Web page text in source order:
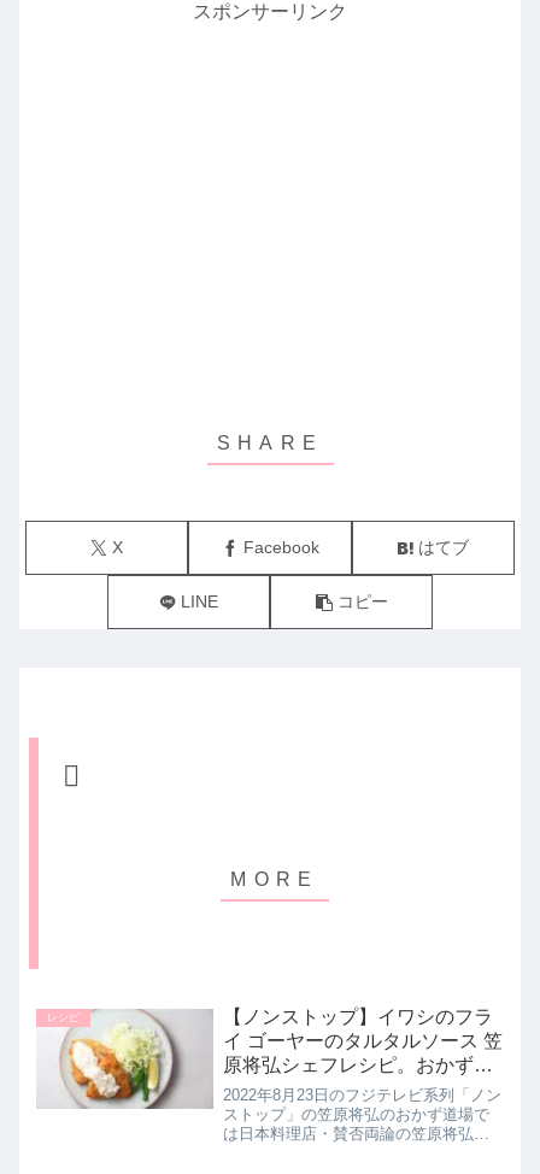
スポンサーリンク
X Facebook はてブ
LINE コピー
レシピ
【ノンストップ】イワシのフラ
イ ゴーヤーのタルタルソース 笠
原将弘シェフレシピ。おかず道
場｜8月23日
2022年8月23日のフジテレビ系列「ノン
ストップ」の笠原将弘のおかず道場で
は日本料理店・賛否両論の笠原将弘シ